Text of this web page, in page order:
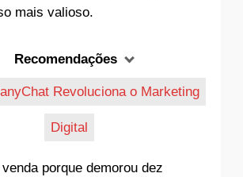
mais valioso.
Recomendações
Revoluciona o Marketing
Digital
porque demorou dez